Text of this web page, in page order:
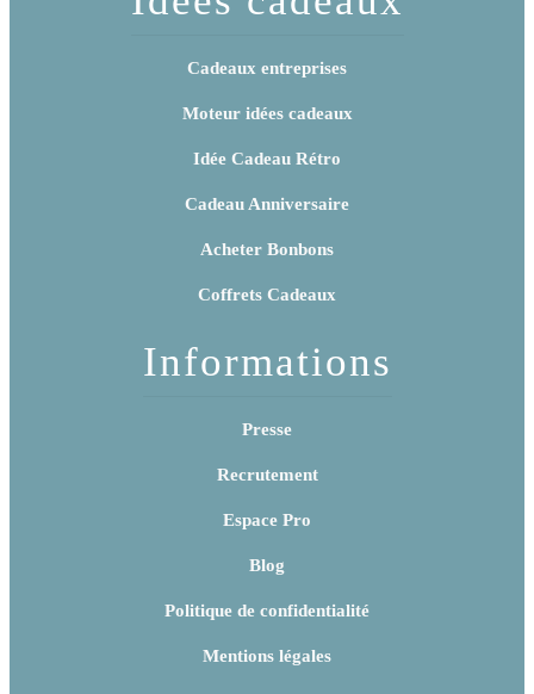
Cadeaux entreprises
Moteur idées cadeaux
Idée Cadeau Rétro
Cadeau Anniversaire
Acheter Bonbons
Coffrets Cadeaux
Informations
Presse
Recrutement
Espace Pro
Blog
Politique de confidentialité
Mentions légales